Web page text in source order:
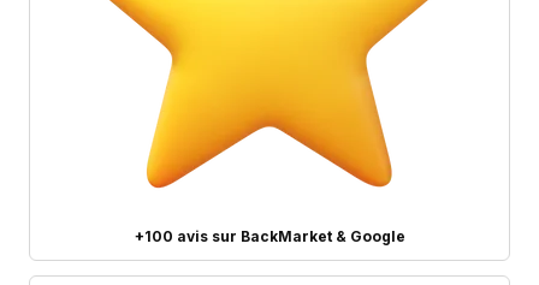
+100 avis sur BackMarket & Google